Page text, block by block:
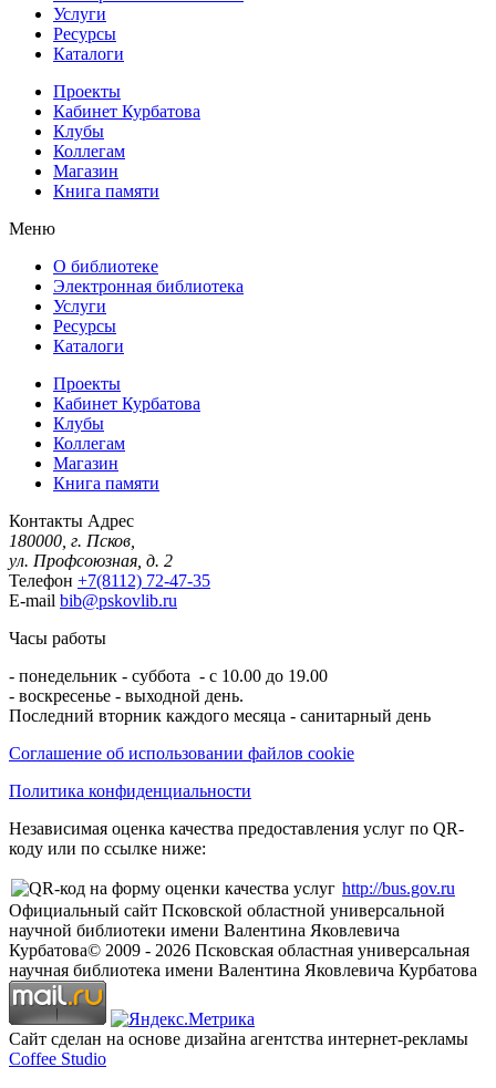
Услуги
Ресурсы
Каталоги
Проекты
Кабинет Курбатова
Клубы
Коллегам
Магазин
Книга памяти
Меню
О библиотеке
Электронная библиотека
Услуги
Ресурсы
Каталоги
Проекты
Кабинет Курбатова
Клубы
Коллегам
Магазин
Книга памяти
Контакты Адрес
180000, г. Псков,
ул. Профсоюзная, д. 2
Телефон +7(8112) 72-47-35
E-mail bib@pskovlib.ru
Часы работы
- понедельник - суббота - с 10.00 до 19.00
- воскресенье - выходной день.
Последний вторник каждого месяца - санитарный день
Соглашение об использовании файлов cookie
Политика конфиденциальности
Независимая оценка качества предоставления услуг по QR-
коду или по ссылке ниже:
http://bus.gov.ru
Официальный сайт Псковской областной универсальной
научной библиотеки имени Валентина Яковлевича
Курбатова© 2009 - 2026 Псковская областная универсальная
научная библиотека имени Валентина Яковлевича Курбатова
Сайт сделан на основе дизайна агентства интернет-рекламы
Coffee Studio